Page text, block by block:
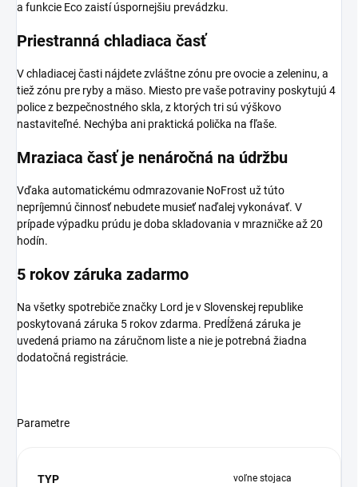
a funkcie Eco zaistí úspornejšiu prevádzku.
Priestranná chladiaca časť
V chladiacej časti nájdete zvláštne zónu pre ovocie a zeleninu, a
tiež zónu pre ryby a mäso. Miesto pre vaše potraviny poskytujú 4
police z bezpečnostného skla, z ktorých tri sú výškovo
nastaviteľné. Nechýba ani praktická polička na fľaše.
Mraziaca časť je nenáročná na údržbu
Vďaka automatickému odmrazovanie NoFrost už túto
nepríjemnú činnosť nebudete musieť naďalej vykonávať. V
prípade výpadku prúdu je doba skladovania v mrazničke až 20
hodín.
5 rokov záruka zadarmo
Na všetky spotrebiče značky Lord je v Slovenskej republike
poskytovaná záruka 5 rokov zdarma. Predĺžená záruka je
uvedená priamo na záručnom liste a nie je potrebná žiadna
dodatočná registrácie.
Parametre
TYP voľne stojaca